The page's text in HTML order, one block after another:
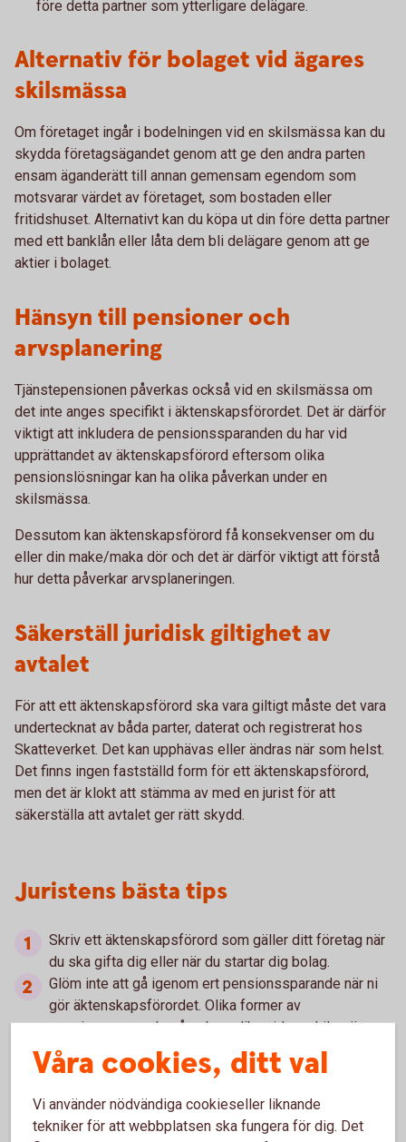
före detta partner som ytterligare delägare.
Alternativ för bolaget vid ägares
skilsmässa
Om företaget ingår i bodelningen vid en skilsmässa kan du
skydda företagsägandet genom att ge den andra parten
ensam äganderätt till annan gemensam egendom som
motsvarar värdet av företaget, som bostaden eller
fritidshuset. Alternativt kan du köpa ut din före detta partner
med ett banklån eller låta dem bli delägare genom att ge
aktier i bolaget.
Hänsyn till pensioner och
arvsplanering
Tjänstepensionen påverkas också vid en skilsmässa om
det inte anges specifikt i äktenskapsförordet. Det är därför
viktigt att inkludera de pensionssparanden du har vid
upprättandet av äktenskapsförord eftersom olika
pensionslösningar kan ha olika påverkan under en
skilsmässa.
Dessutom kan äktenskapsförord få konsekvenser om du
eller din make/maka dör och det är därför viktigt att förstå
hur detta påverkar arvsplaneringen.
Säkerställ juridisk giltighet av
avtalet
För att ett äktenskapsförord ska vara giltigt måste det vara
undertecknat av båda parter, daterat och registrerat hos
Skatteverket. Det kan upphävas eller ändras när som helst.
Det finns ingen fastställd form för ett äktenskapsförord,
men det är klokt att stämma av med en jurist för att
säkerställa att avtalet ger rätt skydd.
Juristens bästa tips
Skriv ett äktenskapsförord som gäller ditt företag när
du ska gifta dig eller när du startar dig bolag.
Glöm inte att gå igenom ert pensionssparande när ni
gör äktenskapsförordet. Olika former av
pensionssparande påverkas olika vid en skilsmässa.
Finns det fler delägare i bolaget – se till att ni har med
ett krav på äktenskapsförord i ert aktieägaravtal.
för vad som händer när du eller din maka/make dör.
Se till att ni har följderna klara för er.
Våra cookies, ditt val
Vi använder nödvändiga cookieseller liknande
tekniker för att webbplatsen ska fungera för dig. Det